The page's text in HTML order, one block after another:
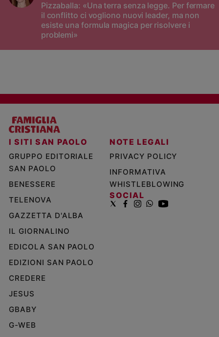
Pizzaballa: «Una terra senza legge. Per fermare
il conflitto ci vogliono nuovi leader, ma non
esiste una formula magica per risolvere i
problemi»
I SITI SAN PAOLO
GRUPPO EDITORIALE
SAN PAOLO
BENESSERE
TELENOVA
GAZZETTA D'ALBA
IL GIORNALINO
EDICOLA SAN PAOLO
EDIZIONI SAN PAOLO
CREDERE
JESUS
GBABY
G-WEB
NOTE LEGALI
PRIVACY POLICY
INFORMATIVA
WHISTLEBLOWING
SOCIAL